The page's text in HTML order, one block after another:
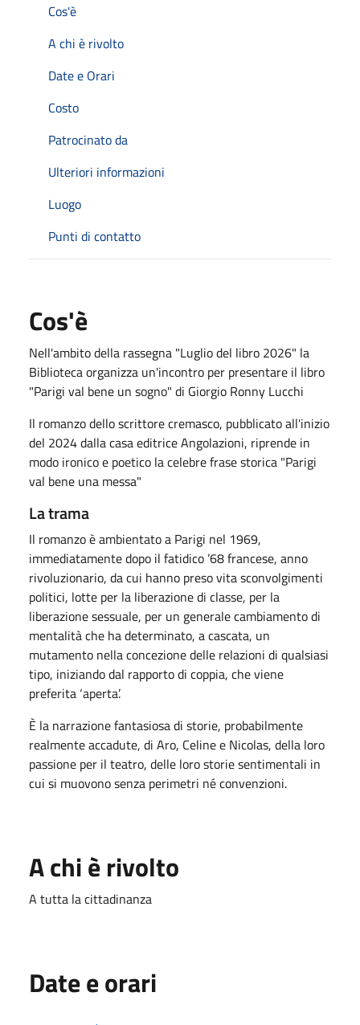
Cos'è
A chi è rivolto
Date e Orari
Costo
Patrocinato da
Ulteriori informazioni
Luogo
Punti di contatto
Cos'è
Nell'ambito della rassegna "Luglio del libro 2026" la
Biblioteca organizza un'incontro per presentare il libro
"Parigi val bene un sogno" di Giorgio Ronny Lucchi
Il romanzo dello scrittore cremasco, pubblicato all'inizio
del 2024 dalla casa editriceAngolazioni, riprende in
modo ironico e poetico la celebre frase storica "Parigi
val bene una messa"
La trama
Il romanzo è ambientato a Parigi nel 1969,
immediatamente dopo il fatidico ’68 francese, anno
rivoluzionario, da cui hanno preso vita sconvolgimenti
politici, lotte per la liberazione di classe, per la
liberazione sessuale, per un generale cambiamento di
mentalità che ha determinato, a cascata, un
mutamento nella concezione delle relazioni di qualsiasi
tipo, iniziando dal rapporto di coppia, che viene
preferita ‘aperta’.
È la narrazione fantasiosa di storie, probabilmente
realmente accadute, di Aro, Celine e Nicolas, della loro
passione per il teatro, delle loro storie sentimentali in
cui si muovono senza perimetri né convenzioni.
A chi è rivolto
A tutta la cittadinanza
Date e orari